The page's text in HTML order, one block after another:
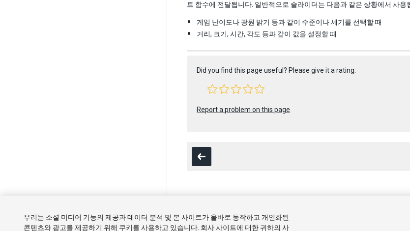
트 함수에 전달됩니다. 일반적으로 슬라이더는 다음과 같은 상황에서 사용
게임 난이도나 광원 밝기 등과 같이 수준이나 세기를 선택할 때
거리, 크기, 시간, 각도 등과 같이 값을 설정할 때
Did you find this page useful? Please give it a rating:
Report a problem on this page
튜토리얼 커뮤니티 답변 기술 자료
우리는 소셜 미디어 기능의 제공과 데이터 분석 및 본 사이트가 올바로 동작하고 개인화된
콘텐츠와 광고를 제공하기 위해 쿠키를 사용하고 있습니다. 회사 사이트에 대한 귀하의 사